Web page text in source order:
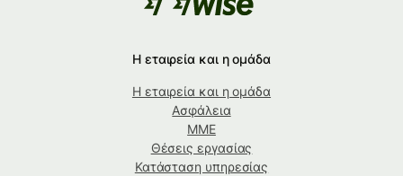
Η εταιρεία και η ομάδα
Η εταιρεία και η ομάδα
Ασφάλεια
ΜΜΕ
Θέσεις εργασίας
Κατάσταση υπηρεσίας